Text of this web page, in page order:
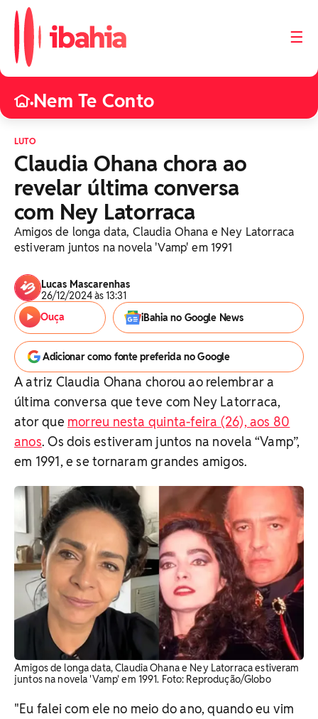
☰
•Nem Te Conto
LUTO
Claudia Ohana chora ao
revelar última conversa
com Ney Latorraca
Amigos de longa data, Claudia Ohana e Ney Latorraca
estiveram juntos na novela 'Vamp' em 1991
Lucas Mascarenhas
26/12/2024 às 13:31
Ouça
iBahia no Google News
Adicionar como fonte preferida no Google
A atriz Claudia Ohana chorou ao relembrar a
última conversa que teve com Ney Latorraca,
ator que morreu nesta quinta-feira (26), aos 80
anos. Os dois estiveram juntos na novela “Vamp”,
em 1991, e se tornaram grandes amigos.
Amigos de longa data, Claudia Ohana e Ney Latorraca estiveram
juntos na novela 'Vamp' em 1991. Foto: Reprodução/Globo
"Eu falei com ele no meio do ano, quando eu vim